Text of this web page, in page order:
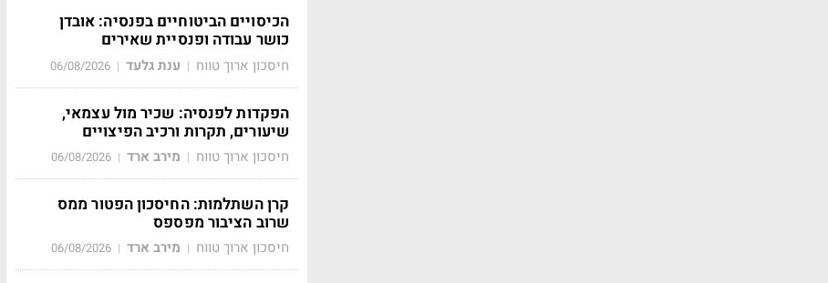
הכיסויים הביטוחיים בפנסיה: אובדן
כושר עבודה ופנסיית שאירים
חיסכון ארוך טווח | ענת גלעד |
06/08/2026
הפקדות לפנסיה: שכיר מול עצמאי,
שיעורים, תקרות ורכיב הפיצויים
חיסכון ארוך טווח | מירב ארד |
06/08/2026
קרן השתלמות: החיסכון הפטור ממס
שרוב הציבור מפספס
חיסכון ארוך טווח | מירב ארד |
06/08/2026